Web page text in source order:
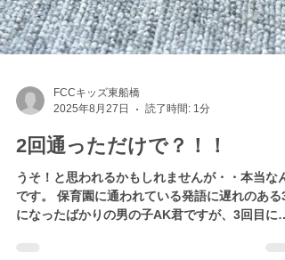
FCCキッズ東船橋
2025年8月27日
読了時間: 1分
2回通っただけで？！！